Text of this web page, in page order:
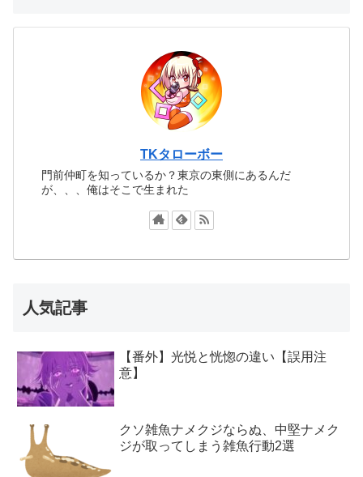
TKタローボー
門前仲町を知っているか？東京の東側にあるんだ
が、、、俺はそこで生まれた
人気記事
【番外】光悦と恍惚の違い【誤用注
意】
クソ雑魚ナメクジならぬ、中堅ナメク
ジが取ってしまう雑魚行動2選